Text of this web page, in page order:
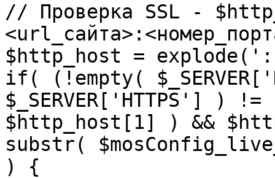
// Проверка SSL -
$http_host = explode(':',
if( (!empty(
$_SERVER['HTTPS']
$http_host[1] ) &&
substr(
) {